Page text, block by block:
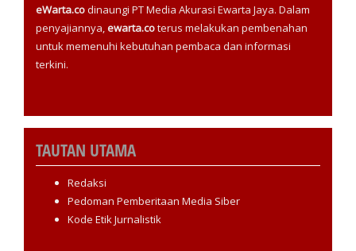
eWarta.codinaungi PT Media Akurasi Ewarta Jaya. Dalam
penyajiannya,ewarta.coterus melakukan pembenahan
untuk memenuhi kebutuhan pembaca dan informasi
terkini.
TAUTAN UTAMA
Redaksi
Pedoman Pemberitaan Media Siber
Kode Etik Jurnalistik